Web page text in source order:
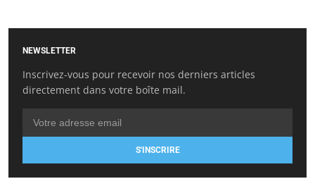
NEWSLETTER
Inscrivez-vous pour recevoir nos derniers articles
directement dans votre boîte mail.
S'INSCRIRE